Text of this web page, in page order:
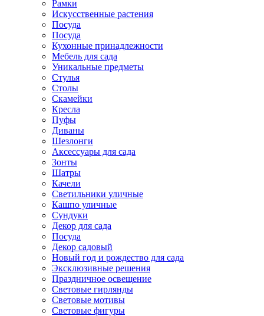
Рамки
Искусственные растения
Посуда
Посуда
Кухонные принадлежности
Мебель для сада
Уникальные предметы
Стулья
Столы
Скамейки
Кресла
Пуфы
Диваны
Шезлонги
Аксессуары для сада
Зонты
Шатры
Качели
Cветильники уличные
Кашпо уличные
Сундуки
Декор для сада
Посуда
Декор садовый
Новый год и рождество для сада
Эксклюзивные решения
Праздничное освещение
Световые гирлянды
Световые мотивы
Световые фигуры